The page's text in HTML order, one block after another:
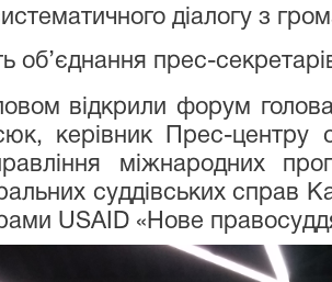
діалогу з
об’єднання прес-
відкрили форум
керівник Прес-
міжнародних
суддівських справ
USAID «Нове